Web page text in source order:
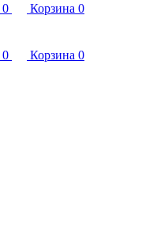
0 Корзина 0
0 Корзина 0